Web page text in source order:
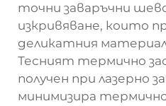
точни заваръчни
изкривяване, които
деликатния
Тесният термично
получен при лазерно
минимизира